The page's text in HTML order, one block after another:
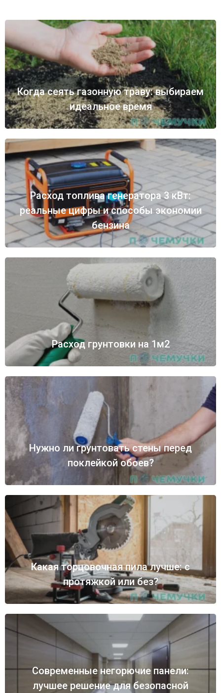
Когда сеять газонную траву: выбираем
идеальное время
Расход топлива генератора 3 кВт:
реальные цифры и способы экономии
бензина
Расход грунтовки на 1м2
Нужно ли грунтовать стены перед
поклейкой обоев?
Какая торцовочная пила лучше: с
протяжкой или без?
Современные негорючие панели:
лучшее решение для безопасной